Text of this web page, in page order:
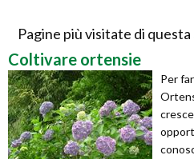
Pagine più visitate di
Coltivare ortensie
Per